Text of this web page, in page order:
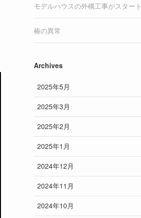
モデルハウスの外構工事がスタート
椿の異常
Archives
2025年5月
2025年3月
2025年2月
2025年1月
2024年12月
2024年11月
2024年10月